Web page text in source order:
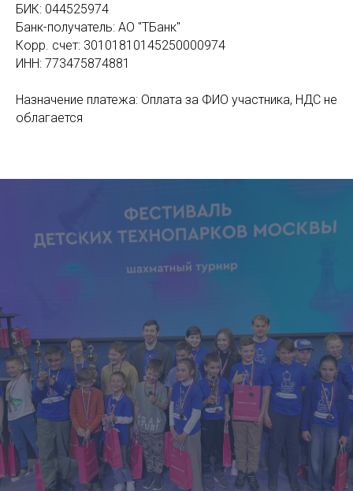
БИК: 044525974
Банк-получатель: АО "ТБанк"
Корр. счет: 30101810145250000974
ИНН: 773475874881
Назначение платежа: Оплата за ФИО участника, НДС не
облагается